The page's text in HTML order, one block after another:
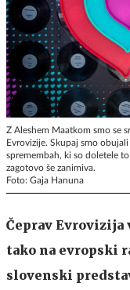
Z Aleshem Maatkom smo se
Evrovizije. Skupaj smo
spremembah, ki so doletele
zagotovo še zanimiva.
Foto: Gaja Hanuna
Čeprav
tako na evropski
slovenski